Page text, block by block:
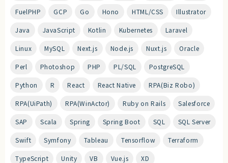
FuelPHP GCP Go Hono HTML/CSS Illustrator
Java JavaScript Kotlin Kubernetes Laravel
Linux MySQL Next.js Node.js Nuxt.js Oracle
Perl Photoshop PHP PL/SQL PostgreSQL
Python R React React Native RPA(Biz Robo)
RPA(UiPath) RPA(WinActor) Ruby on Rails Salesforce
SAP Scala Spring Spring Boot SQL SQL Server
Swift Symfony Tableau Tensorflow Terraform
TypeScript Unity VB Vue.js XD